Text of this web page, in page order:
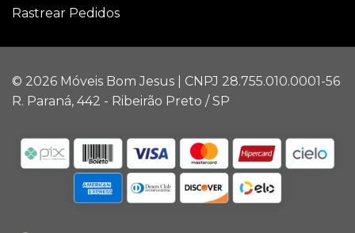
Rastrear Pedidos
© 2026 Móveis Bom Jesus | CNPJ 28.755.010.0001-56
R. Paraná, 442 - Ribeirão Preto / SP